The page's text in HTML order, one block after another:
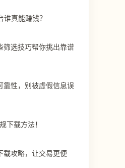
真能赚钱？
筛选技巧帮你挑出靠谱
靠性，别被虚假信息误
下载方法！
载攻略，让交易更便